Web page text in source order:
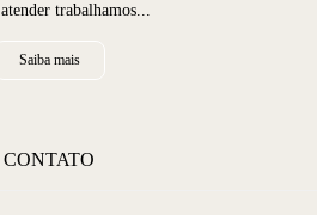
trabalhamos...
Saiba mais
CONTATO